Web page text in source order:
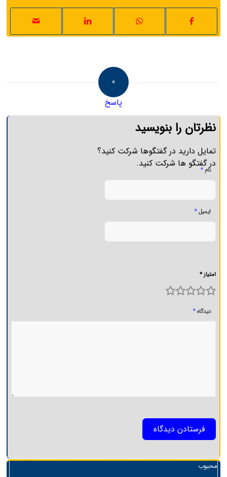
0
پاسخ
نظرتان را بنویسید
تمایل دارید در گفتگوها شرکت کنید؟
در گفتگو ها شرکت کنید.
نام*
ایمیل*
امتیاز *
4 3 2 1
دیدگاه*
محبوب